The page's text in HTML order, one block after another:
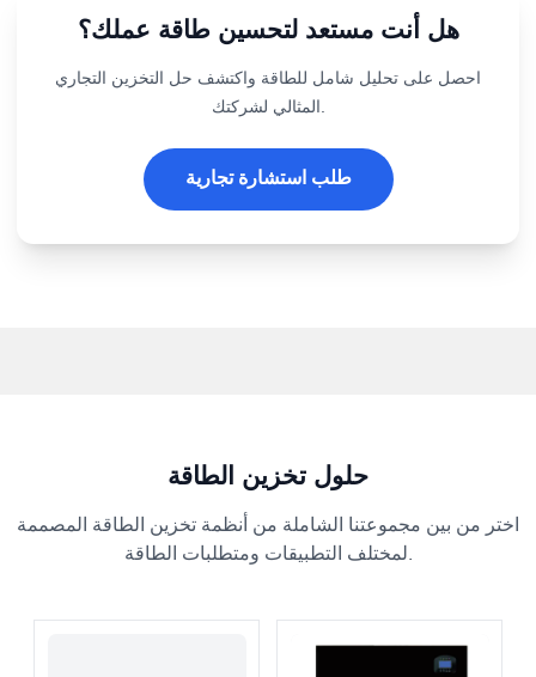
هل أنت مستعد لتحسين طاقة عملك؟
احصل على تحليل شامل للطاقة واكتشف حل التخزين التجاري
المثالي لشركتك.
طلب استشارة تجارية
حلول تخزين الطاقة
اختر من بين مجموعتنا الشاملة من أنظمة تخزين الطاقة المصممة
لمختلف التطبيقات ومتطلبات الطاقة.